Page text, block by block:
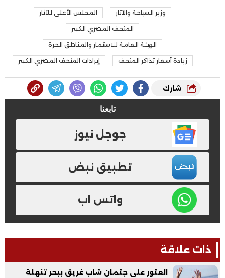
وزير السياحة والآثار المجلس الأعلى للآثار
المتحف المصري الكبير
الهيئة العامة للاستثمار والمناطق الحرة
زيادة أسعار تذاكر المتحف إيرادات المتحف المصري الكبير
شارك
تابعنا
جوجل نيوز
تطبيق نبض
واتس اب
ذات علاقة
العثور على جثمان شاب غريق ببحر تنهلة